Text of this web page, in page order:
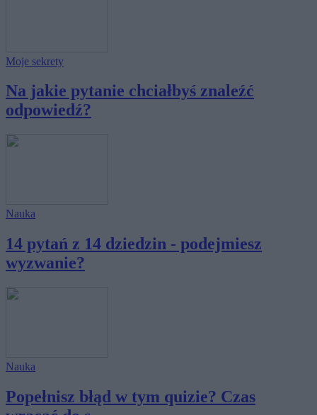
Moje sekrety
Na jakie pytanie chciałbyś znaleźć
odpowiedź?
Nauka
14 pytań z 14 dziedzin - podejmiesz
wyzwanie?
Nauka
Popełnisz błąd w tym quizie? Czas